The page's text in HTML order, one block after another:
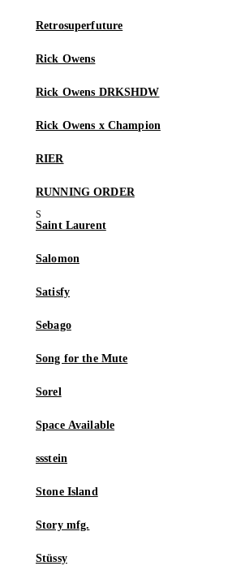
Retrosuperfuture
Rick Owens
Rick Owens DRKSHDW
Rick Owens x Champion
RIER
RUNNING ORDER
Saint Laurent
Salomon
Satisfy
Sebago
Song for the Mute
Sorel
Space Available
ssstein
Stone Island
Story mfg.
Stüssy